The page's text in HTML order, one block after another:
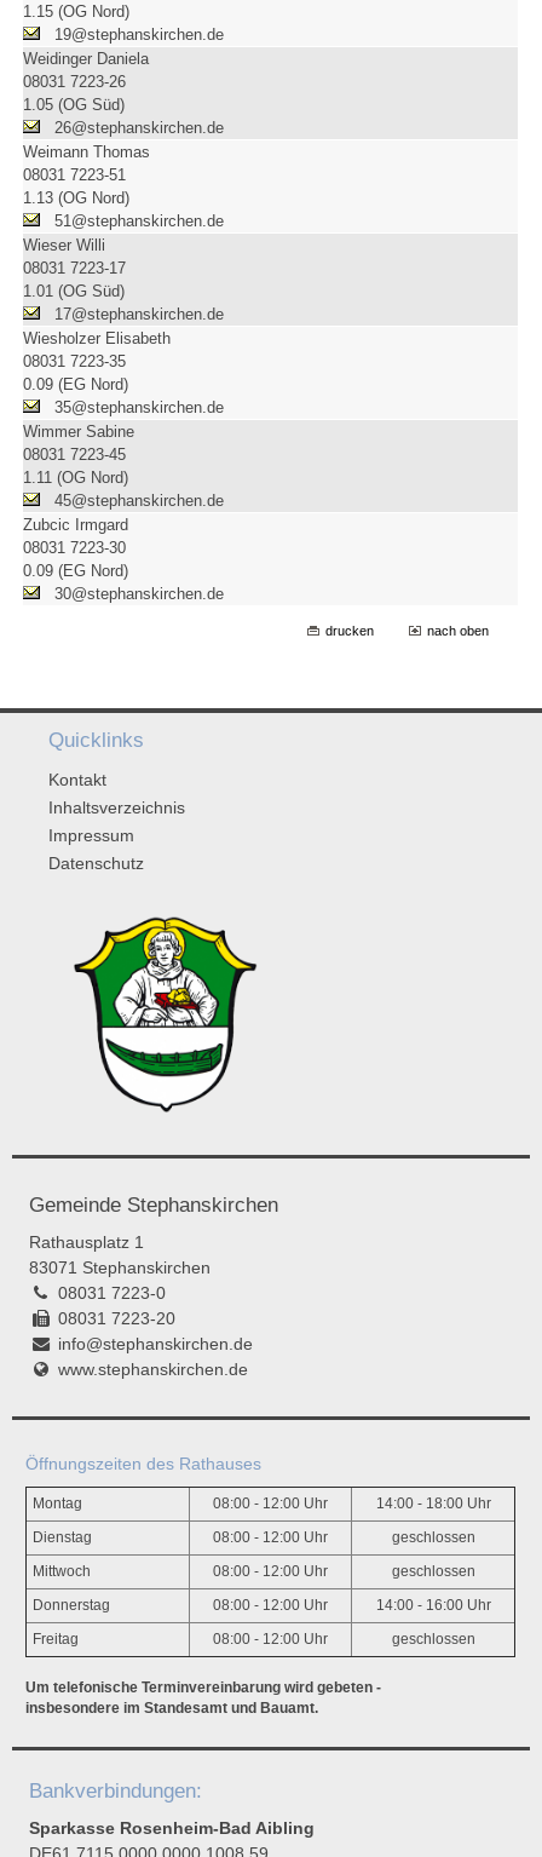
1.15 (OG Nord)
19@stephanskirchen.de
Weidinger Daniela
08031 7223-26
1.05 (OG Süd)
26@stephanskirchen.de
Weimann Thomas
08031 7223-51
1.13 (OG Nord)
51@stephanskirchen.de
Wieser Willi
08031 7223-17
1.01 (OG Süd)
17@stephanskirchen.de
Wiesholzer Elisabeth
08031 7223-35
0.09 (EG Nord)
35@stephanskirchen.de
Wimmer Sabine
08031 7223-45
1.11 (OG Nord)
45@stephanskirchen.de
Zubcic Irmgard
08031 7223-30
0.09 (EG Nord)
30@stephanskirchen.de
drucken nach oben
Quicklinks
Kontakt
Inhaltsverzeichnis
Impressum
Datenschutz
Gemeinde Stephanskirchen
Rathausplatz 1
83071 Stephanskirchen
08031 7223-0
08031 7223-20
info@stephanskirchen.de
www.stephanskirchen.de
Öffnungszeiten des Rathauses
Montag 08:00 - 12:00 Uhr 14:00 - 18:00 Uhr
Dienstag 08:00 - 12:00 Uhr geschlossen
Mittwoch 08:00 - 12:00 Uhr geschlossen
Donnerstag 08:00 - 12:00 Uhr 14:00 - 16:00 Uhr
Freitag 08:00 - 12:00 Uhr geschlossen
Um telefonische Terminvereinbarung wird gebeten -
insbesondere im Standesamt und Bauamt.
Bankverbindungen:
Sparkasse Rosenheim-Bad Aibling